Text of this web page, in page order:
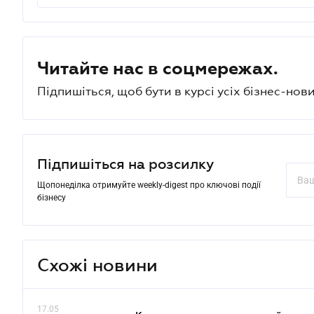
Читайте нас в соцмережах.
Підпишіться, щоб бути в курсі усіх бізнес-
Підпишіться на розсилку
Щопонеділка отримуйте weekly-digest про ключові події
бізнесу
Схожі новини
17.05